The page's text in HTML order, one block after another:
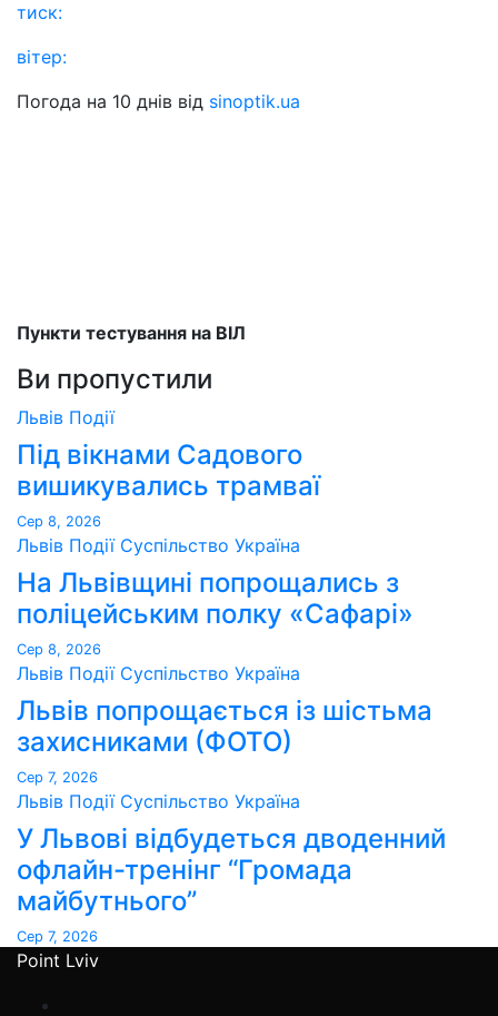
тиск:
вітер:
Погода на 10 днів від sinoptik.ua
Пункти тестування на ВІЛ
Ви пропустили
Львів Події
Під вікнами Садового
вишикувались трамваї
Сер 8, 2026
Львів Події Суспільство Україна
На Львівщині попрощались з
поліцейським полку «Сафарі»
Сер 8, 2026
Львів Події Суспільство Україна
Львів попрощається із шістьма
захисниками (ФОТО)
Сер 7, 2026
Львів Події Суспільство Україна
У Львові відбудеться дводенний
офлайн-тренінг “Громада
майбутнього”
Сер 7, 2026
Point Lviv